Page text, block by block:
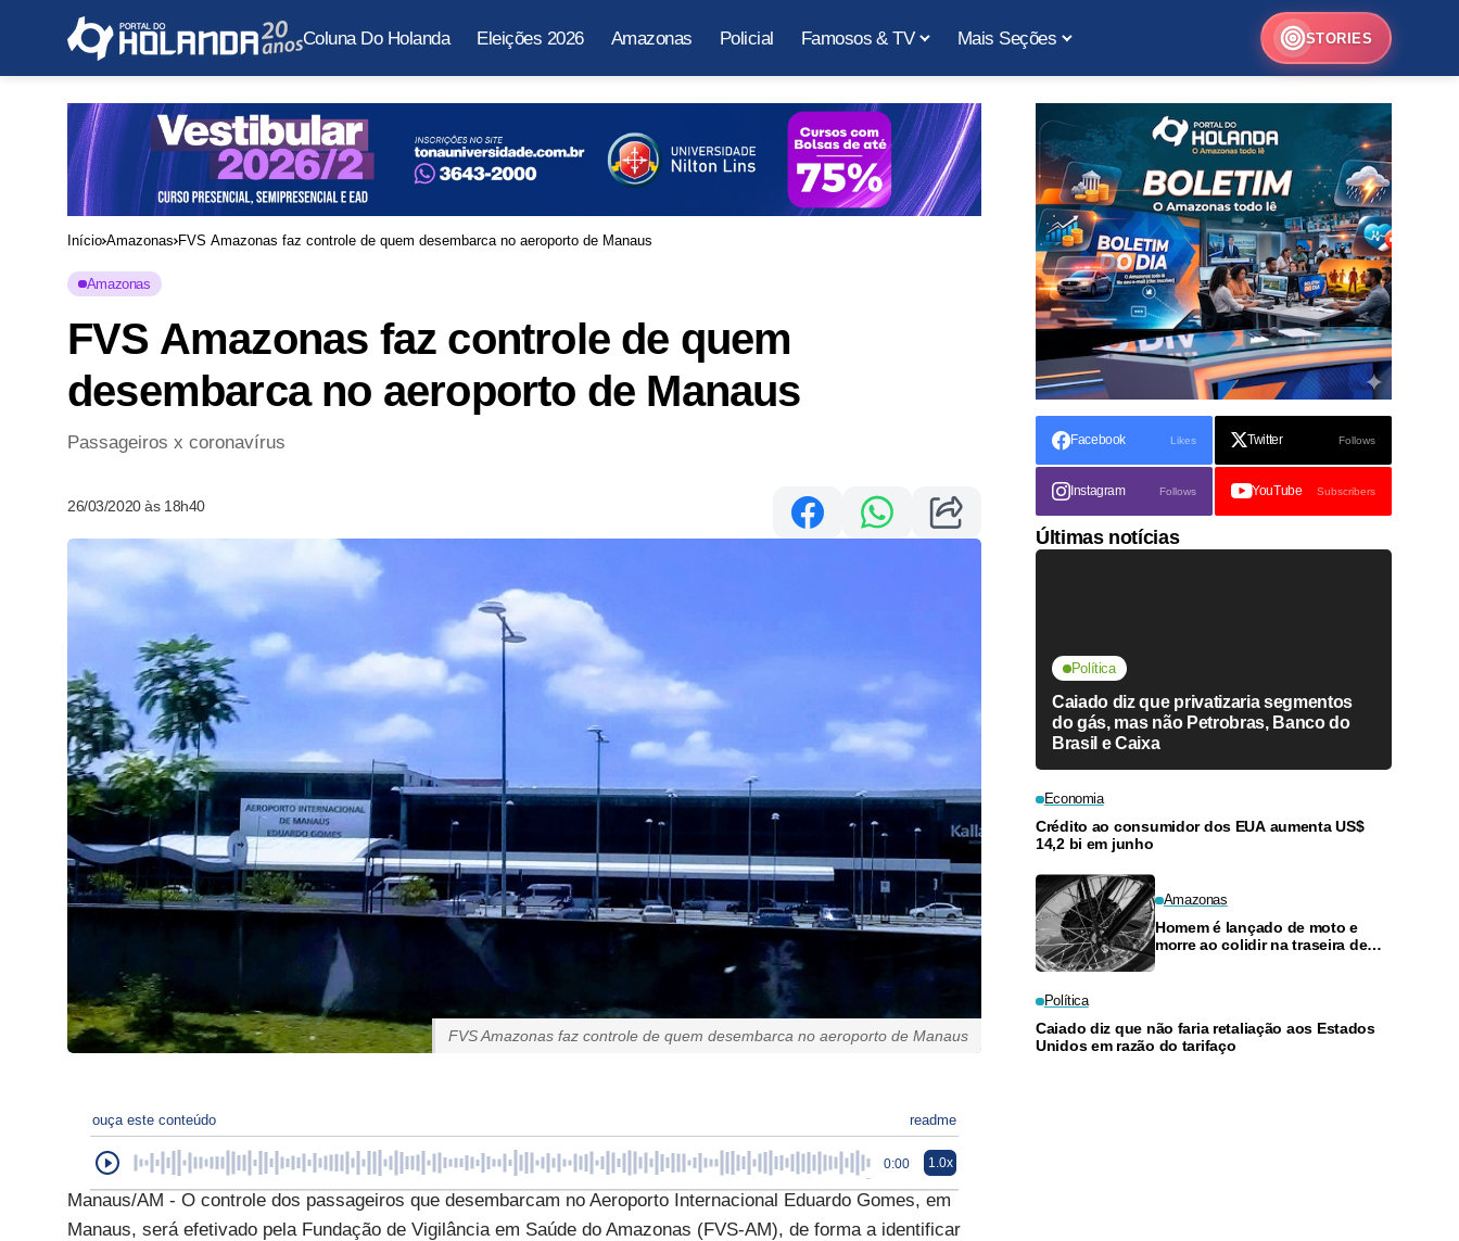
Coluna Do Holanda Eleições 2026 Amazonas Policial Famosos & TV Mais Seções STORIES
Início Amazonas FVS Amazonas faz controle de quem desembarca no aeroporto de Manaus
Amazonas
FVS Amazonas faz controle de quem
desembarca no aeroporto de Manaus
Passageiros x coronavírus
26/03/2020 às 18h40
FVS Amazonas faz controle de quem desembarca no aeroporto de Manaus
ouça este conteúdo readme
0:00 1.0x
Manaus/AM - O controle dos passageiros que desembarcam no Aeroporto Internacional Eduardo Gomes, em
Manaus, será efetivado pela Fundação de Vigilância em Saúde do Amazonas (FVS-AM), de forma a identificar
Facebook Likes Twitter Follows
Instagram Follows YouTube Subscribers
Últimas notícias
Política
Caiado diz que privatizaria segmentos
do gás, mas não Petrobras, Banco do
Brasil e Caixa
Economia
Crédito ao consumidor dos EUA aumenta US$
14,2 bi em junho
Amazonas
Homem é lançado de moto e
morre ao colidir na traseira de
Política
Caiado diz que não faria retaliação aos Estados
Unidos em razão do tarifaço